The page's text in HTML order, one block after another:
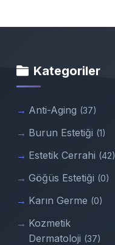
Kategoriler
Anti-Aging (37)
Burun Estetiği (1)
Estetik Cerrahi (42)
Göğüs Estetiği (0)
Karın Germe (0)
Kozmetik
Dermatoloji (37)